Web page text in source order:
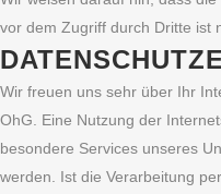
vor dem Zugriff durch Dritte ist
Wir freuen uns sehr über Ihr
OhG. Eine Nutzung der
besondere Services unseres
werden. Ist die Verarbeitung